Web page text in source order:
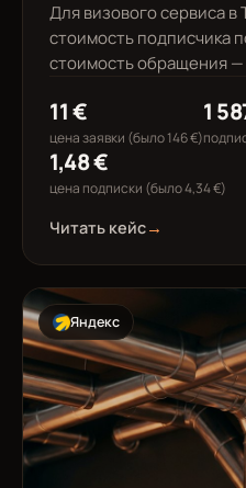
Для визового сервиса в
стоимость подписчика
стоимость обращения —
11 €
цена заявки (было 146 €)
1
1,48 €
цена подписки (было 4,34 €)
Читать кейс→
Яндекс